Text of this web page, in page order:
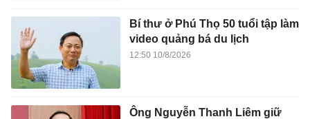
Bí thư ở Phú Thọ 50 tuổi tập làm
video quảng bá du lịch
12:50 10/8/2026
Ông Nguyễn Thanh Liêm giữ